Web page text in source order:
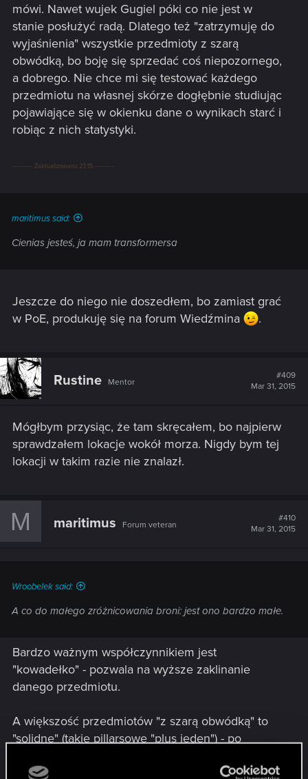
mówi. Nawet wujek Gugiel póki co nie jest w
stanie posłużyć radą. Dlatego też "zatrzymuję do
wyjaśnienia" wszystkie przedmioty z szarą
obwódką, bo boję się sprzedać coś niepozornego,
a dobrego. Nie chce mi się testować każdego
przedmiotu na własnej skórze dogłębnie studiując
pojawiające się w okienku dane o wynikach starć i
robiąc z nich statystyki.
---------- Zaktualizowano 23:15 ----------
maritimus said:
Cienias jesteś, ja mam transformersa
Jeszcze do niego nie doszedłem, bo zamiast grać
w PoE, produkuję się na forum Wiedźmina
.
Rustine Mentor
#409
Mar 31, 2015
Mógłbym przysiąc, że tam skręcałem, bo najpierw
sprawdzałem lokacje wokół morza. Nigdy bym tej
lokacji w takim razie nie znalazł.
M maritimus Forum veteran
#410
Mar 31, 2015
Wroobelek said:
A co do małego zróżnicowania broni: jest ono bardzo małe.
Bardzo ważnym współczynnikiem jest
"kowadełko" - pozwala na wyższe zaklinanie
danego przedmiotu.
A większość przedmiotów "z szarą obwódką" to
"solidne" (takie pillarsowe "plus jeden") - po
mamy nic lepszego), można to śmiało